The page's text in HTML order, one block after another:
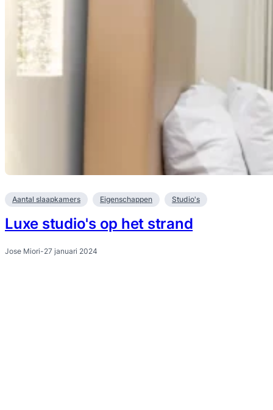
Aantal slaapkamers Eigenschappen Studio's
Luxe studio's op het strand
Jose Miori-27 januari 2024